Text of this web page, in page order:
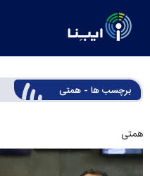
برچسب ها - همتی
همتی